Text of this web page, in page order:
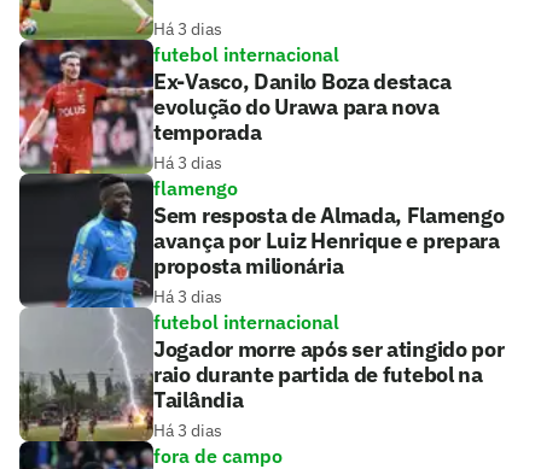
Há 3 dias
futebol internacional
Ex-Vasco, Danilo Boza destaca
evolução do Urawa para nova
temporada
Há 3 dias
flamengo
Sem resposta de Almada, Flamengo
avança por Luiz Henrique e prepara
proposta milionária
Há 3 dias
futebol internacional
Jogador morre após ser atingido por
raio durante partida de futebol na
Tailândia
Há 3 dias
fora de campo